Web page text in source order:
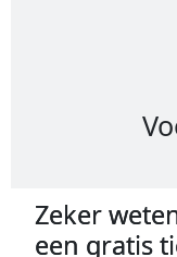
Zeker
een gratis